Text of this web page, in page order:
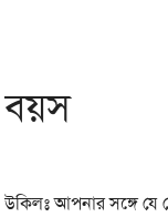
বয়স
উকিলঃ আপনার সঙ্গে যে